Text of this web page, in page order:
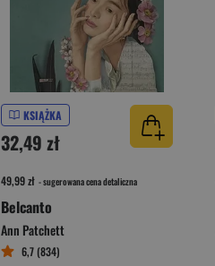
KSIĄŻKA
32,49 zł
49,99 zł - sugerowana cena detaliczna
Belcanto
Ann Patchett
6,7 (834)